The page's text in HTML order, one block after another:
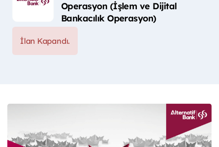
Operasyon (İşlem ve Dijital
Bankacılık Operasyon)
İlan Kapandı.